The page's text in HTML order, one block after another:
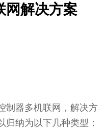
网解决方案
制器多机联网，解决方
纳为以下几种类型：